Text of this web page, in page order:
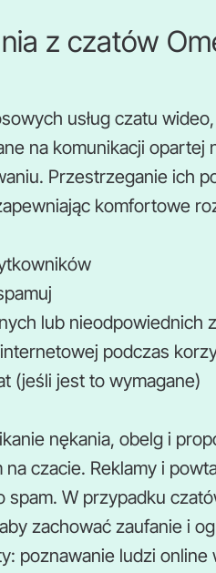
z czatów
usług czatu
na komunikacji opartej
Przestrzeganie ich
komfortowe
lub nieodpowiednich
podczas
(jeśli jest to wymagane)
nękania, obelg i
czacie. Reklamy i
spam. W przypadku
zachować zaufanie i
poznawanie ludzi